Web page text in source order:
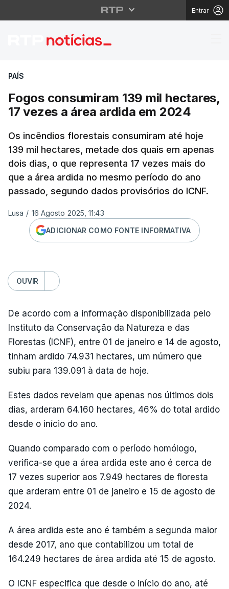
Entrar
Fogos consumiram
PAÍS
Fogos consumiram 139 mil hectares,
17 vezes a área ardida em 2024
Os incêndios florestais consumiram até hoje
139 mil hectares, metade dos quais em apenas
dois dias, o que representa 17 vezes mais do
que a área ardida no mesmo período do ano
passado, segundo dados provisórios do ICNF.
Lusa / 16 Agosto 2025, 11:43
ADICIONAR COMO FONTE INFORMATIVA
OUVIR
De acordo com a informação disponibilizada pelo
Instituto da Conservação da Natureza e das
Florestas (ICNF), entre 01 de janeiro e 14 de agosto,
tinham ardido 74.931 hectares, um número que
subiu para 139.091 à data de hoje.
Estes dados revelam que apenas nos últimos dois
dias, arderam 64.160 hectares, 46% do total ardido
desde o início do ano.
Quando comparado com o período homólogo,
verifica-se que a área ardida este ano é cerca de
17 vezes superior aos 7.949 hectares de floresta
que arderam entre 01 de janeiro e 15 de agosto de
2024.
A área ardida este ano é também a segunda maior
desde 2017, ano que contabilizou um total de
164.249 hectares de área ardida até 15 de agosto.
O ICNF especifica que desde o início do ano, até